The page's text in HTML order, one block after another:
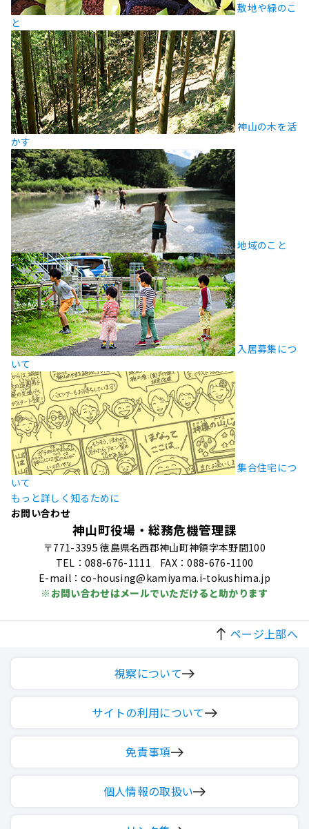
敷地や緑のこ
と
神山の木を活
かす
地域のこと
入居募集につ
いて
集合住宅につ
いて
もっと詳しく知るために
お問い合わせ
神山町役場・総務危機管理課
〒771-3395 徳島県名西郡神山町神領字本野間100
TEL：088-676-1111
FAX：088-676-1100
E-mail：co-housing@kamiyama.i-tokushima.jp
※お問い合わせはメールでいただけると助かります
ページ上部へ
視察について
サイトの利用について
免責事項
個人情報の取扱い